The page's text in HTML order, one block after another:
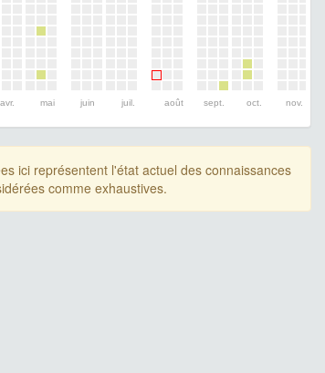
avr. mai juin juil. août sept. oct. nov.
ici représentent l'état actuel des connaissances
comme exhaustives.